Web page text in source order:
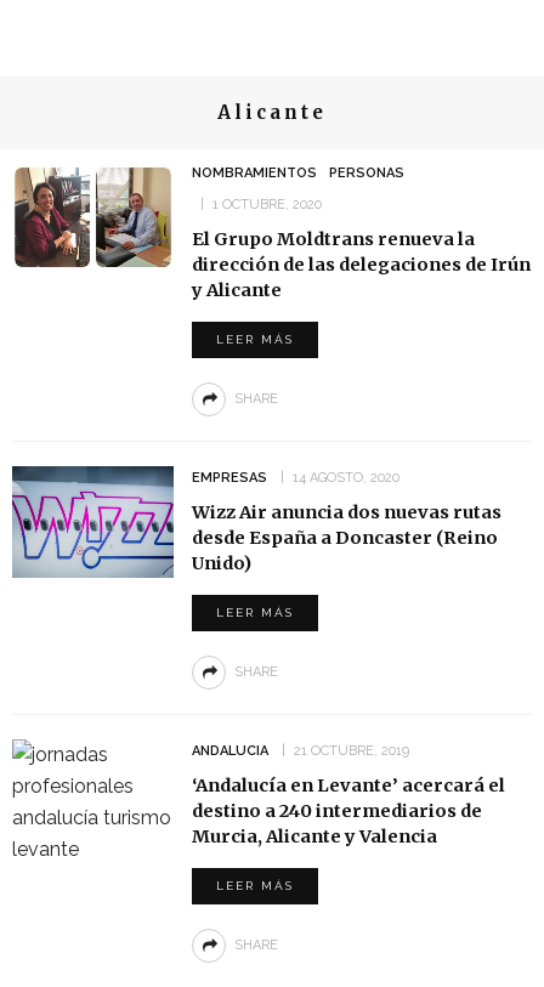
Alicante
NOMBRAMIENTOS
PERSONAS
1 OCTUBRE, 2020
El Grupo Moldtrans renueva la
dirección de las delegaciones de Irún
y Alicante
LEER MÁS
SHARE
EMPRESAS 14 AGOSTO, 2020
Wizz Air anuncia dos nuevas rutas
desde España a Doncaster (Reino
Unido)
LEER MÁS
SHARE
ANDALUCIA 21 OCTUBRE, 2019
‘Andalucía en Levante’ acercará el
destino a 240 intermediarios de
Murcia, Alicante y Valencia
LEER MÁS
SHARE